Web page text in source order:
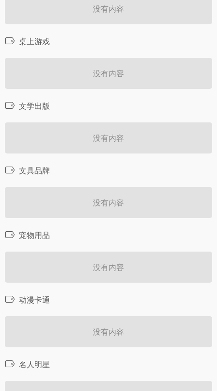
没有内容
桌上游戏
没有内容
文学出版
没有内容
文具品牌
没有内容
宠物用品
没有内容
动漫卡通
没有内容
名人明星